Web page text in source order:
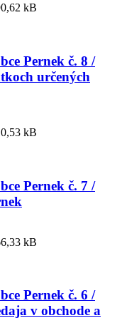
kB
Pernek č. 8 /
určených
kB
Pernek č. 7 /
kB
Pernek č. 6 /
v obchode a